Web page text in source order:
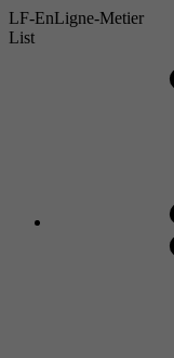
LF-EnLigne-Metier
List